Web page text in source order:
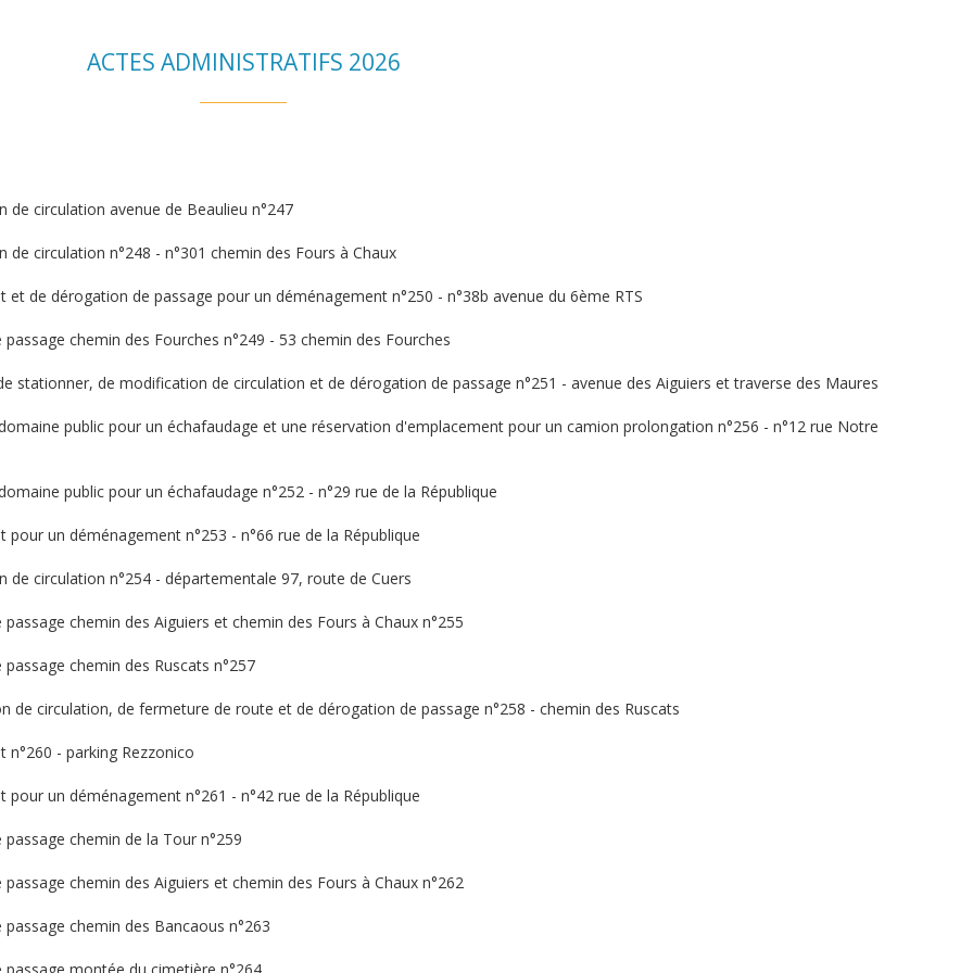
ACTES ADMINISTRATIFS 2026
circulation avenue de Beaulieu n°247
circulation n°248 - n°301 chemin des Fours à Chaux
de dérogation de passage pour un déménagement n°250 - n°38b avenue du 6ème RTS
chemin des Fourches n°249 - 53 chemin des Fourches
stationner, de modification de circulation et de dérogation de passage n°251 - avenue des Aiguiers et traverse des Maures
public pour un échafaudage et une réservation d'emplacement pour un camion prolongation n°256 - n°12 rue Notre
public pour un échafaudage n°252 - n°29 rue de la République
un déménagement n°253 - n°66 rue de la République
circulation n°254 - départementale 97, route de Cuers
chemin des Aiguiers et chemin des Fours à Chaux n°255
chemin des Ruscats n°257
circulation, de fermeture de route et de dérogation de passage n°258 - chemin des Ruscats
- parking Rezzonico
un déménagement n°261 - n°42 rue de la République
chemin de la Tour n°259
chemin des Aiguiers et chemin des Fours à Chaux n°262
chemin des Bancaous n°263